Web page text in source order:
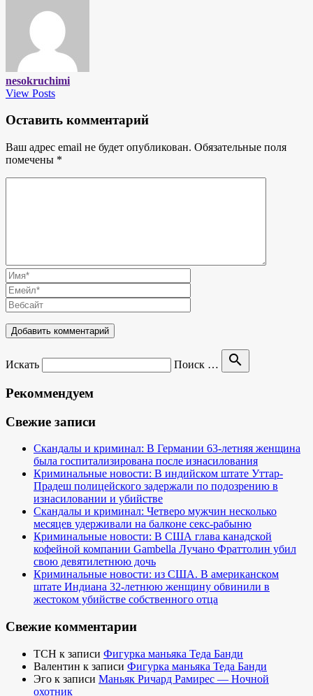
nesokruchimi
View Posts
Оставить комментарий
Ваш адрес email не будет опубликован. Обязательные поля
помечены *
Искать Поиск … search
Рекоммендуем
Свежие записи
Скандалы и криминал: В Германии 63-летняя женщина
была госпитализирована после изнасилования
Криминальные новости: В индийском штате Уттар-
Прадеш полицейского задержали по подозрению в
изнасиловании и убийстве
Скандалы и криминал: Четверо мужчин несколько
месяцев удерживали на балконе секс-рабыню
Криминальные новости: В США глава канадской
кофейной компании Gambella Лучано Фраттолин убил
свою девятилетнюю дочь
Криминальные новости: из США. В американском
штате Индиана 32-летнюю женщину обвинили в
жестоком убийстве собственного отца
Свежие комментарии
TCH к записи Фигурка маньяка Теда Банди
Валентин к записи Фигурка маньяка Теда Банди
Эго к записи Маньяк Ричард Рамирес — Ночной
охотник